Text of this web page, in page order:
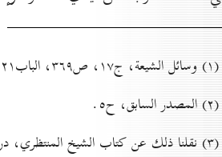
(۱) وسائل الشيعة، ج۱۷، ص۳٦۹، الباب۲۱ من أبواب عقد البيع وشروطه، ح٤.
(۲) المصدر السابق، ح٥.
(۳) نقلنا ذلك عن كتاب الشيخ المنتظري، دراسات في ولاية الفقيه، ج۳، ص۱۸۷ _ ۱۸۸. نقلاً عن منتهى المطلب، ج۱٤، ص۲۷٠.